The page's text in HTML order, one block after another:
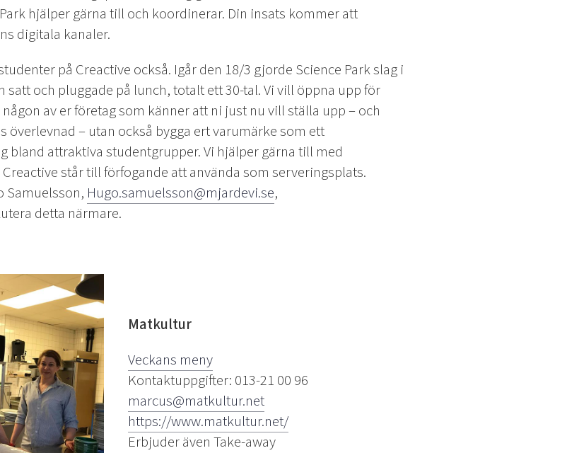
hjälper gärna till och koordinerar. Din insats kommer att
digitala kanaler.
på Creactive också. Igår den 18/3 gjorde Science Park slag i
och pluggade på lunch, totalt ett 30-tal. Vi vill öppna upp för
av er företag som känner att ni just nu vill ställa upp – och
överlevnad – utan också bygga ert varumärke som ett
bland attraktiva studentgrupper. Vi hjälper gärna till med
står till förfogande att använda som serveringsplats.
Samuelsson, Hugo.samuelsson@mjardevi.se,
detta närmare.
Matkultur
Veckans meny
Kontaktuppgifter: 013-21 00 96
marcus@matkultur.net
https://www.matkultur.net/
Erbjuder även Take-away